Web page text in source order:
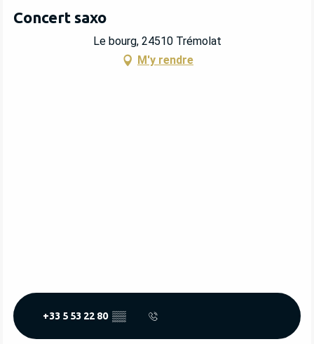
Concert saxo
Le bourg, 24510 Trémolat
M'y rendre
+33 5 53 22 80 ▒▒